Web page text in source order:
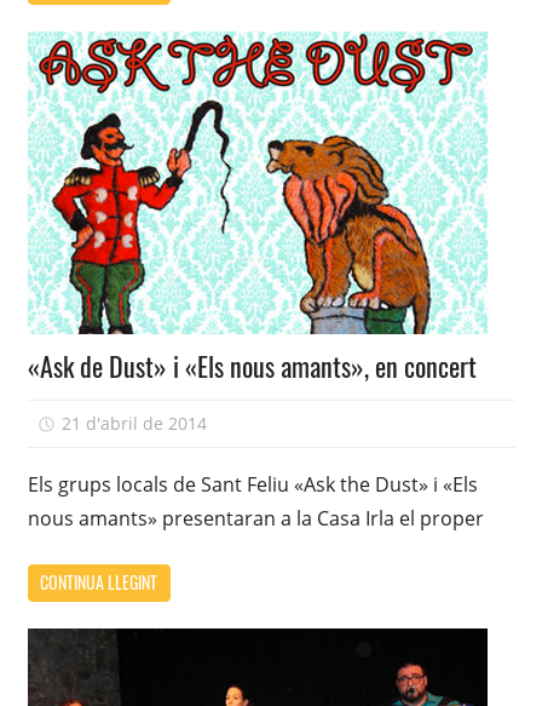
«Ask de Dust» i «Els nous amants», en concert
21 d'abril de 2014
Els grups locals de Sant Feliu «Ask the Dust» i «Els
nous amants» presentaran a la Casa Irla el proper
CONTINUA LLEGINT